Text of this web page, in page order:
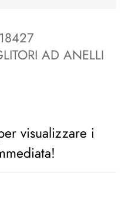
AD ANELLI
visualizzare i